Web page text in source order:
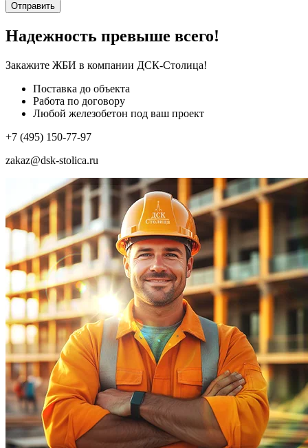
Отправить
Надежность превыше всего!
Закажите ЖБИ в компании ДСК-Столица!
Поставка до объекта
Работа по договору
Любой железобетон под ваш проект
+7 (495) 150-77-97
zakaz@dsk-stolica.ru